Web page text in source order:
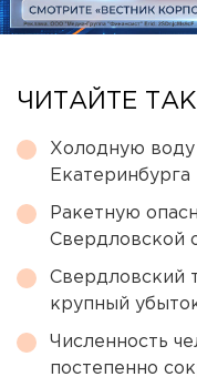
ЧИТАЙТЕ
Холодную
Екатеринбурга
Ракетную
Свердловской
Свердловский
крупный
Численность
постепенно